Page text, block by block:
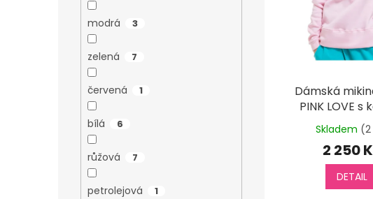
modrá 3
zelená 7
červená 1
bílá 6
růžová 7
petrolejová 1
Dámská
PINK LOVE s
Skladem (2
2 250
DETAIL